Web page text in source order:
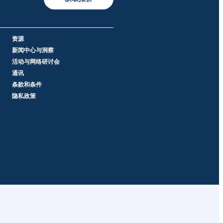
资源
新闻中心与洞察
活动与网络研讨会
通讯
条款和条件
隐私政策